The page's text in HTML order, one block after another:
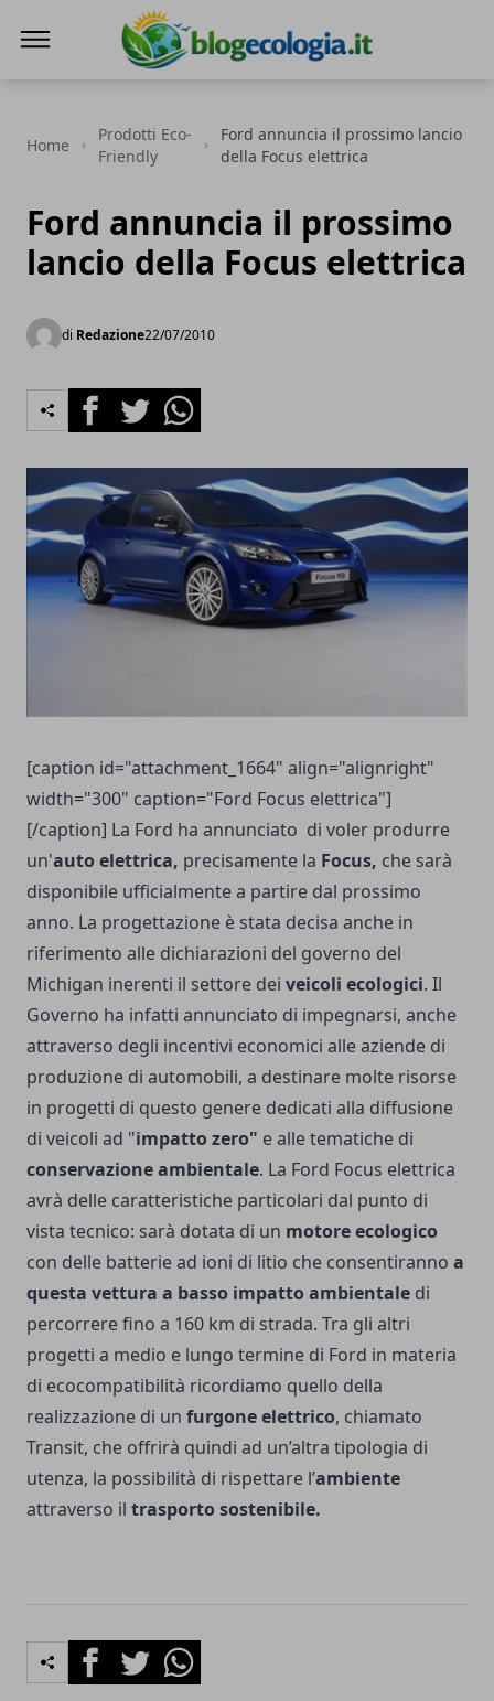
Home
Prodotti Eco-
Friendly
Ford annuncia il prossimo lancio
della Focus elettrica
Ford annuncia il prossimo
lancio della Focus elettrica
di Redazione22/07/2010
FacebookTwitterWhatsapp
[caption id="attachment_1664" align="alignright"
width="300" caption="Ford Focus elettrica"]
[/caption] La Ford ha annunciato di voler produrre
un'auto elettrica, precisamente la Focus, che sarà
disponibile ufficialmente a partire dal prossimo
anno. La progettazione è stata decisa anche in
riferimento alle dichiarazioni del governo del
Michigan inerenti il settore dei veicoli ecologici. Il
Governo ha infatti annunciato di impegnarsi, anche
attraverso degli incentivi economici alle aziende di
produzione di automobili, a destinare molte risorse
in progetti di questo genere dedicati alla diffusione
di veicoli ad "impatto zero" e alle tematiche di
conservazione ambientale. La Ford Focus elettrica
avrà delle caratteristiche particolari dal punto di
vista tecnico: sarà dotata di un motore ecologico
con delle batterie ad ioni di litio che consentiranno a
questa vettura a basso impatto ambientale di
percorrere fino a 160 km di strada. Tra gli altri
progetti a medio e lungo termine di Ford in materia
di ecocompatibilità ricordiamo quello della
realizzazione di un furgone elettrico, chiamato
Transit, che offrirà quindi ad un’altra tipologia di
utenza, la possibilità di rispettare l’ambiente
attraverso il trasporto sostenibile.
FacebookTwitterWhatsapp